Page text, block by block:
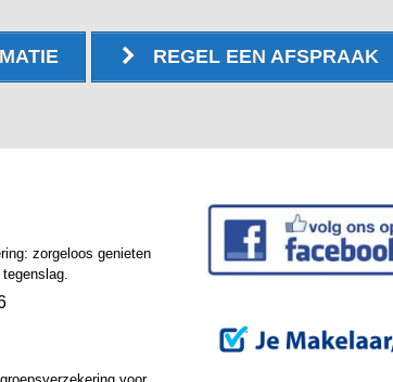
REGEL EEN AFSPRAAK
zorgeloos genieten